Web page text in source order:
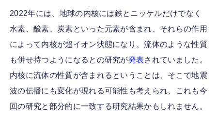
2022年には、地球の内核には鉄とニッケルだけでなく
水素、酸素、炭素といった元素が含まれ、それらの作用
によって内核が超イオン状態になり、流体のような性質
も併せ持つようになるとの研究が発表されていました。
内核に流体の性質が含まれるということは、そこで地震
波の伝播にも変化が現れる可能性も考えられ、これも今
回の研究と部分的に一致する研究結果かもしれません。